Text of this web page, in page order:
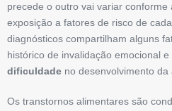
precede o outro vai variar conforme
exposição a fatores de risco de
diagnósticos compartilham alguns
histórico de invalidação emocional
dificuldade no desenvolvimento da
Os transtornos alimentares são